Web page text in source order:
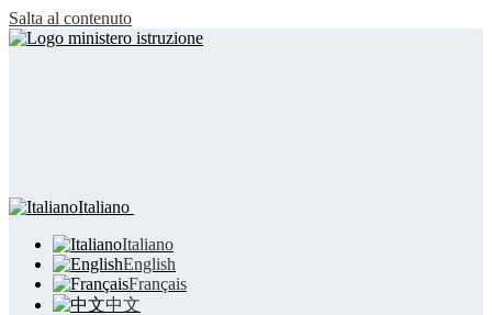
Salta al contenuto
Italiano
Italiano
English
Français
中文